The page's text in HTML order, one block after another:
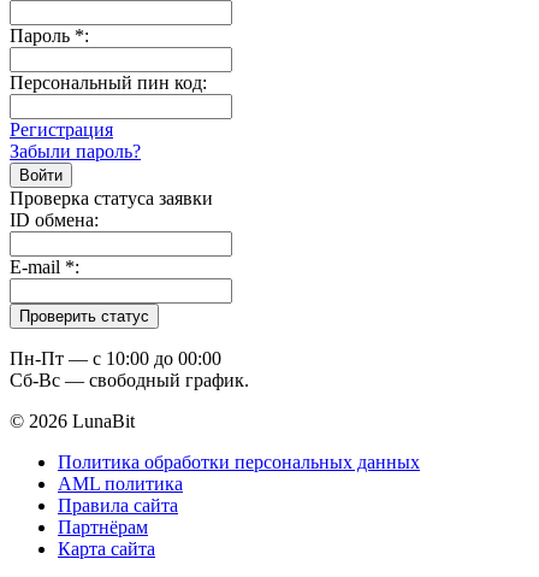
Пароль *:
Персональный пин код:
Регистрация
Забыли пароль?
Проверка статуса заявки
ID обмена:
E-mail *:
Пн-Пт — c 10:00 до 00:00
Сб-Вс — свободный график.
© 2026 LunaBit
Политика обработки персональных данных
AML политика
Правила сайта
Партнёрам
Карта сайта